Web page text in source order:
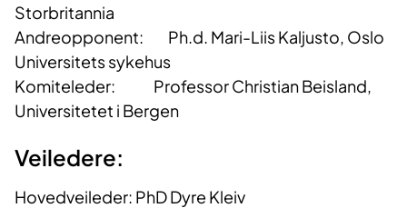
Storbritannia
Andreopponent: Ph.d. Mari-Liis Kaljusto, Oslo
Universitets sykehus
Komiteleder: Professor Christian Beisland,
Universitetet i Bergen
Veiledere:
Hovedveileder: PhD Dyre Kleiv